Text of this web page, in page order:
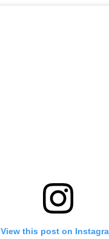
View this post on